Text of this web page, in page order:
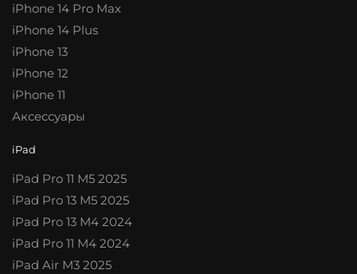
iPhone 14 Pro Max
iPhone 14 Plus
iPhone 13
iPhone 12
iPhone 11
Аксессуары
iPad
iPad Pro 11 M5 2025
iPad Pro 13 M5 2025
iPad Pro 13 M4 2024
iPad Pro 11 M4 2024
iPad Air M3 2025